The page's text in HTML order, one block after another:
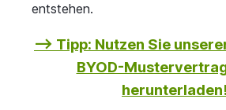
entstehen.
–> Tipp: Nutzen Sie
BYOD-
herunterladen!